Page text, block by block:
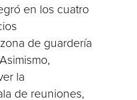
en los cuatro
de guardería
la
de reuniones,